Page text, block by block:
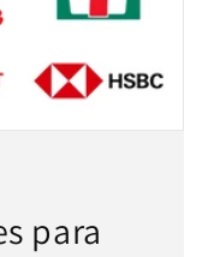
para